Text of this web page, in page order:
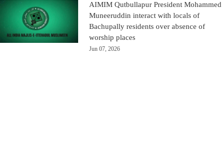
AIMIM Qutbullapur President Mohammed
Muneeruddin interact with locals of
Bachupally residents over absence of
worship places
Jun 07, 2026